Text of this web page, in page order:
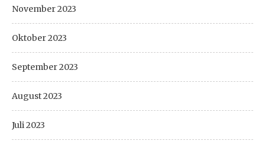
November 2023
Oktober 2023
September 2023
August 2023
Juli 2023